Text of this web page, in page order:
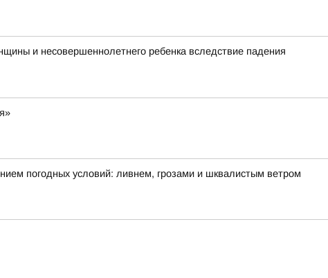
и несовершеннолетнего ребенка вследствие падения
погодных условий: ливнем, грозами и шквалистым ветром